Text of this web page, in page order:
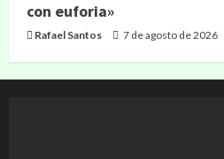
con euforia»
Rafael Santos 7 de agosto de 2026